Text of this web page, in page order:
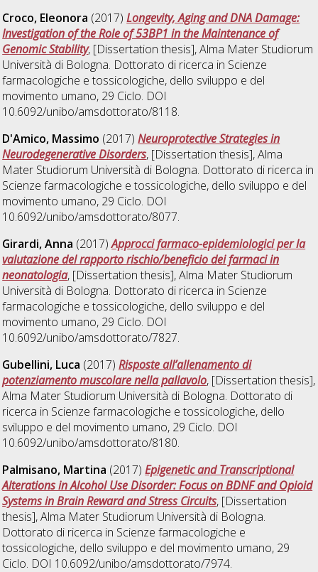
Croco, Eleonora (2017)Longevity, Aging and DNA Damage:
Investigation of the Role of 53BP1 in the Maintenance of
Genomic Stability, [Dissertation thesis], Alma Mater Studiorum
Università di Bologna. Dottorato di ricerca in Scienze
farmacologiche e tossicologiche, dello sviluppo e del
movimento umano, 29 Ciclo. DOI
10.6092/unibo/amsdottorato/8118.
D'Amico, Massimo (2017)Neuroprotective Strategies in
Neurodegenerative Disorders, [Dissertation thesis], Alma
Mater Studiorum Università di Bologna. Dottorato di ricerca in
Scienze farmacologiche e tossicologiche, dello sviluppo e del
movimento umano, 29 Ciclo. DOI
10.6092/unibo/amsdottorato/8077.
Girardi, Anna (2017)Approcci farmaco-epidemiologici per la
valutazione del rapporto rischio/beneficio dei farmaci in
neonatologia, [Dissertation thesis], Alma Mater Studiorum
Università di Bologna. Dottorato di ricerca in Scienze
farmacologiche e tossicologiche, dello sviluppo e del
movimento umano, 29 Ciclo. DOI
10.6092/unibo/amsdottorato/7827.
Gubellini, Luca (2017)Risposte all’allenamento di
potenziamento muscolare nella pallavolo, [Dissertation thesis],
Alma Mater Studiorum Università di Bologna. Dottorato di
ricerca in Scienze farmacologiche e tossicologiche, dello
sviluppo e del movimento umano, 29 Ciclo. DOI
10.6092/unibo/amsdottorato/8180.
Palmisano, Martina (2017)Epigenetic and Transcriptional
Alterations in Alcohol Use Disorder: Focus on BDNF and Opioid
Systems in Brain Reward and Stress Circuits, [Dissertation
thesis], Alma Mater Studiorum Università di Bologna.
Dottorato di ricerca in Scienze farmacologiche e
tossicologiche, dello sviluppo e del movimento umano, 29
Ciclo. DOI 10.6092/unibo/amsdottorato/7974.